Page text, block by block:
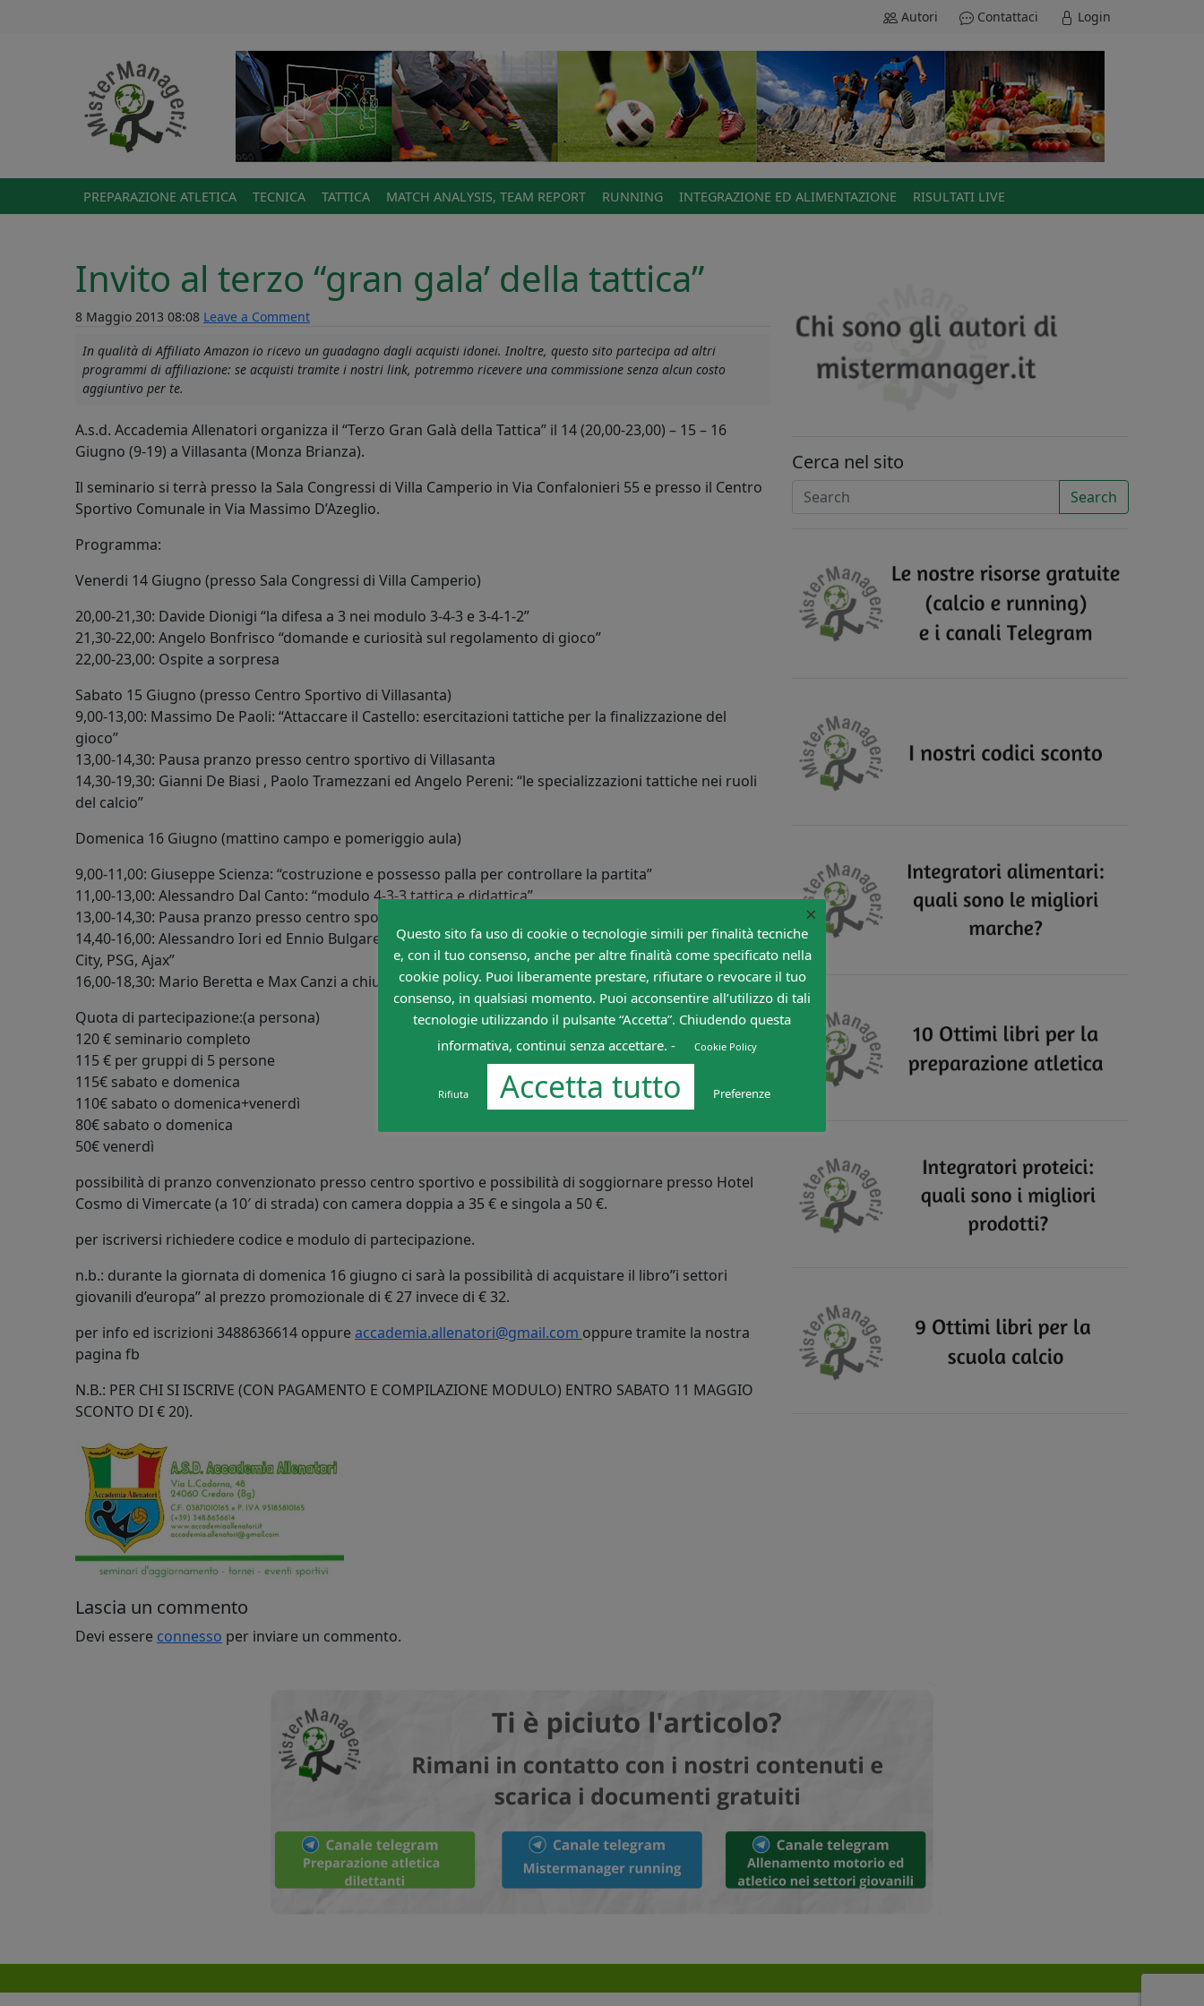
Autori Contattaci Login
PREPARAZIONE ATLETICA TECNICA TATTICA MATCH ANALYSIS, TEAM REPORT RUNNING INTEGRAZIONE ED ALIMENTAZIONE RISULTATI LIVE
Invito al terzo “gran gala’ della tattica”
8 Maggio 2013 08:08 Leave a Comment
In qualità di Affiliato Amazon io ricevo un guadagno dagli acquisti idonei. Inoltre, questo sito partecipa ad altri
programmi di affiliazione: se acquisti tramite i nostri link, potremmo ricevere una commissione senza alcun costo
aggiuntivo per te.
A.s.d. Accademia Allenatori organizza il “Terzo Gran Galà della Tattica” il 14 (20,00-23,00) – 15 – 16
Giugno (9-19) a Villasanta (Monza Brianza).
Il seminario si terrà presso la Sala Congressi di Villa Camperio in Via Confalonieri 55 e presso il Centro
Sportivo Comunale in Via Massimo D’Azeglio.
Programma:
Venerdi 14 Giugno (presso Sala Congressi di Villa Camperio)
20,00-21,30: Davide Dionigi “la difesa a 3 nei modulo 3-4-3 e 3-4-1-2”
21,30-22,00: Angelo Bonfrisco “domande e curiosità sul regolamento di gioco”
22,00-23,00: Ospite a sorpresa
Sabato 15 Giugno (presso Centro Sportivo di Villasanta)
9,00-13,00: Massimo De Paoli: “Attaccare il Castello: esercitazioni tattiche per la finalizzazione del
gioco”
13,00-14,30: Pausa pranzo presso centro sportivo di Villasanta
14,30-19,30: Gianni De Biasi , Paolo Tramezzani ed Angelo Pereni: “le specializzazioni tattiche nei ruoli
del calcio”
Domenica 16 Giugno (mattino campo e pomeriggio aula)
9,00-11,00: Giuseppe Scienza: “costruzione e possesso palla per controllare la partita”
11,00-13,00: Alessandro Dal Canto: “modulo 4-3-3 tattica e didattica”
13,00-14,30: Pausa pranzo presso centro sportivo di Villasanta
14,40-16,00: Alessandro Iori ed Ennio Bulgarelli: “i settori giovanili d’europa: Real Madrid, Manchester
City, PSG, Ajax”
16,00-18,30: Mario Beretta e Max Canzi a chiudere IL TERZO GRAN GALA’ DELLA TATTICA.
Quota di partecipazione:(a persona)
120 € seminario completo
115 € per gruppi di 5 persone
115€ sabato e domenica
110€ sabato o domenica+venerdì
80€ sabato o domenica
50€ venerdì
possibilità di pranzo convenzionato presso centro sportivo e possibilità di soggiornare presso Hotel
Cosmo di Vimercate (a 10′ di strada) con camera doppia a 35 € e singola a 50 €.
per iscriversi richiedere codice e modulo di partecipazione.
n.b.: durante la giornata di domenica 16 giugno ci sarà la possibilità di acquistare il libro”i settori
giovanili d’europa” al prezzo promozionale di € 27 invece di € 32.
per info ed iscrizioni 3488636614 oppure accademia.allenatori@gmail.com oppure tramite la nostra
pagina fb
N.B.: PER CHI SI ISCRIVE (CON PAGAMENTO E COMPILAZIONE MODULO) ENTRO SABATO 11 MAGGIO
SCONTO DI € 20).
Lascia un commento
Devi essere connesso per inviare un commento.
Cerca nel sito
Search
×
Questo sito fa uso di cookie o tecnologie simili per finalità tecniche
e, con il tuo consenso, anche per altre finalità come specificato nella
cookie policy. Puoi liberamente prestare, rifiutare o revocare il tuo
consenso, in qualsiasi momento. Puoi acconsentire all’utilizzo di tali
tecnologie utilizzando il pulsante “Accetta”. Chiudendo questa
informativa, continui senza accettare. -
Cookie Policy
Rifiuta Accetta tutto Preferenze